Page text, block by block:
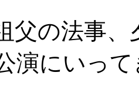
父の法事
演にいっ